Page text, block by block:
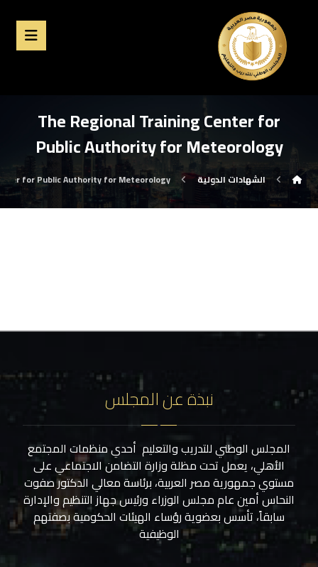
The Regional Training Center for
Public Authority for Meteorology
الشهادات الدولية for Public Authority for Meteorology
نبذة عن المجلس
المجلس الوطني للتدريب والتعليم أحدي منظمات المجتمع
الأهلي، يعمل تحت مظلة وزارة التضامن الاجتماعي على
مستوي جمهورية مصر العربية، برئاسة معالي الدكتور صفوت
النحاس أمين عام مجلس الوزراء ورئيس جهاز التنظيم والإدارة
سابقاً، تأسس بعضوية رؤساء الهيئات الحكومية بصفتهم
الوظيفية